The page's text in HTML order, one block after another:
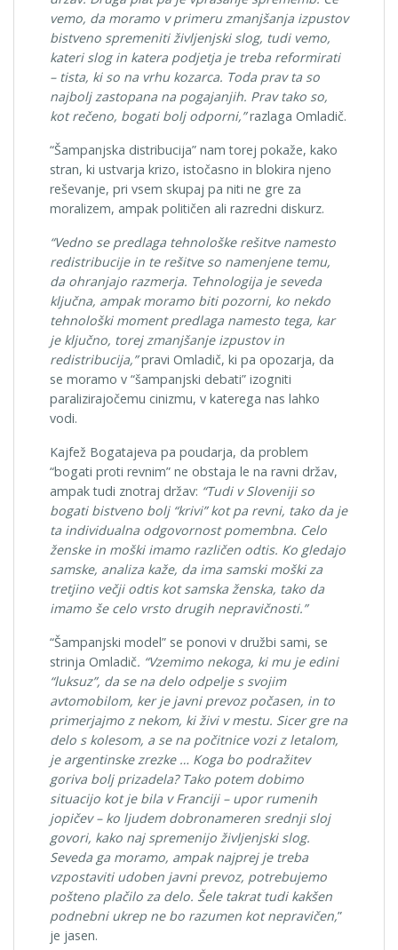
vemo, da moramo v primeru zmanjšanja izpustov
bistveno spremeniti življenjski slog, tudi vemo,
kateri slog in katera podjetja je treba reformirati
– tista, ki so na vrhu kozarca. Toda prav ta so
najbolj zastopana na pogajanjih. Prav tako so,
kot rečeno, bogati bolj odporni,”razlaga Omladič.
“Šampanjska distribucija” nam torej pokaže, kako
stran, ki ustvarja krizo, istočasno in blokira njeno
reševanje, pri vsem skupaj pa niti ne gre za
moralizem, ampak političen ali razredni diskurz.
“Vedno se predlaga tehnološke rešitve namesto
redistribucije in te rešitve so namenjene temu,
da ohranjajo razmerja. Tehnologija je seveda
ključna, ampak moramo biti pozorni, ko nekdo
tehnološki moment predlaga namesto tega, kar
je ključno, torej zmanjšanje izpustov in
redistribucija,”pravi Omladič, ki pa opozarja, da
se moramo v “šampanjski debati” izogniti
paralizirajočemu cinizmu, v katerega nas lahko
vodi.
Kajfež Bogatajeva pa poudarja, da problem
“bogati proti revnim” ne obstaja le na ravni držav,
ampak tudi znotraj držav: “Tudi v Sloveniji so
bogati bistveno bolj “krivi” kot pa revni, tako da je
ta individualna odgovornost pomembna. Celo
ženske in moški imamo različen odtis. Ko gledajo
samske, analiza kaže, da ima samski moški za
tretjino večji odtis kot samska ženska, tako da
imamo še celo vrsto drugih nepravičnosti.”
“Šampanjski model” se ponovi v družbi sami, se
strinja Omladič. “Vzemimo nekoga, ki mu je edini
“luksuz”, da se na delo odpelje s svojim
avtomobilom, ker je javni prevoz počasen, in to
primerjajmo z nekom, ki živi v mestu. Sicer gre na
delo s kolesom, a se na počitnice vozi z letalom,
je argentinske zrezke … Koga bo podražitev
goriva bolj prizadela? Tako potem dobimo
situacijo kot je bila v Franciji – upor rumenih
jopičev – ko ljudem dobronameren srednji sloj
govori, kako naj spremenijo življenjski slog.
Seveda ga moramo, ampak najprej je treba
vzpostaviti udoben javni prevoz, potrebujemo
pošteno plačilo za delo. Šele takrat tudi kakšen
podnebni ukrep ne bo razumen kot nepravičen,”
je jasen.